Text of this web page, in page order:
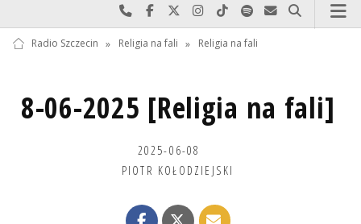
Najlepiej po prostu do nas zadzwoń
Odwiedź nas na Facebook-u
Odwiedź nas na X
Odwiedź nas na Instagram-ie
Odwiedź nas na TikTok-u
Szukaj nas na Spotify
Wyślij do nas
Szukaj
Radio Szczecin » Religia na fali » Religia na fali
8-06-2025 [Religia na fali]
2025-06-08
PIOTR KOŁODZIEJSKI